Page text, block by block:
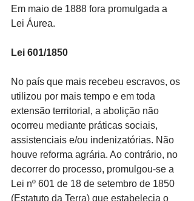
Em maio de 1888 fora promulgada a
Lei Áurea.
Lei 601/1850
No país que mais recebeu escravos, os
utilizou por mais tempo e em toda
extensão territorial, a abolição não
ocorreu mediante práticas sociais,
assistenciais e/ou indenizatórias. Não
houve reforma agrária. Ao contrário, no
decorrer do processo, promulgou-se a
Lei nº 601 de 18 de setembro de 1850
(Estatuto da Terra) que estabelecia o